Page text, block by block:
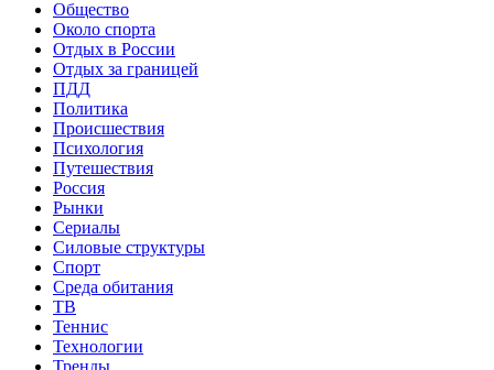
Общество
Около спорта
Отдых в России
Отдых за границей
ПДД
Политика
Происшествия
Психология
Путешествия
Россия
Рынки
Сериалы
Силовые структуры
Спорт
Среда обитания
ТВ
Теннис
Технологии